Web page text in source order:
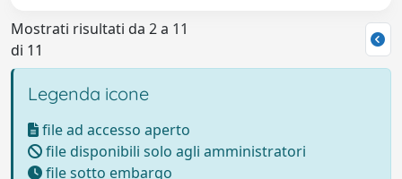
Mostrati risultati da 2 a 11
di 11
Legenda icone
file ad accesso aperto
file disponibili solo agli amministratori
file sotto embargo